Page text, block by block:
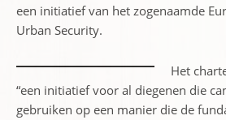
een initiatief van het zogenaamde
Urban Security.
Het
“een initiatief voor al diegenen die
gebruiken op een manier die de